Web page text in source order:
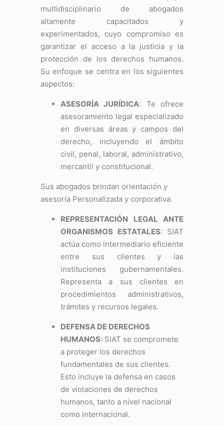
multidisciplinario de abogados
altamente capacitados y
experimentados, cuyo compromiso es
garantizar el acceso a la justicia y la
protección de los derechos humanos.
Su enfoque se centra en los siguientes
aspectos:
ASESORÍA JURÍDICA: Te ofrece
asesoramiento legal especializado
en diversas áreas y campos del
derecho, incluyendo el ámbito
civil, penal, laboral, administrativo,
mercantil y constitucional.
Sus abogados brindan orientación y
asesoría Personalizada y corporativa.
REPRESENTACIÓN LEGAL ANTE
ORGANISMOS ESTATALES: SIAT
actúa como intermediario eficiente
entre sus clientes y las
instituciones gubernamentales.
Representa a sus clientes en
procedimientos administrativos,
trámites y recursos legales.
DEFENSA DE DERECHOS
HUMANOS: SIAT se compromete
a proteger los derechos
fundamentales de sus clientes.
Esto incluye la defensa en casos
de violaciones de derechos
humanos, tanto a nivel nacional
como internacional.